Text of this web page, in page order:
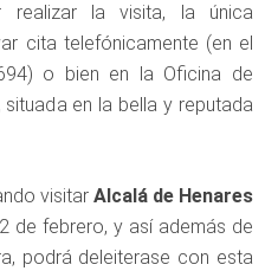
la visita, la única
cita telefónicamente (en el
o bien en la Oficina de
en la bella y reputada
visitar Alcalá de Henares
de febrero, y así además de
podrá deleiterase con esta